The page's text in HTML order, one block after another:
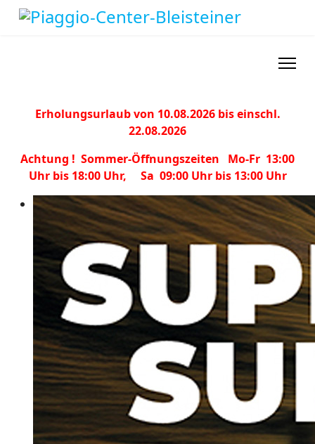
Erholungsurlaub von 10.08.2026 bis einschl.
22.08.2026
Achtung ! Sommer-Öffnungszeiten Mo-Fr 13:00
Uhr bis 18:00 Uhr, Sa 09:00 Uhr bis 13:00 Uhr